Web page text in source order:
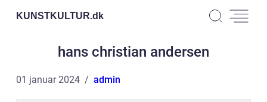
KUNSTKULTUR.dk
hans christian andersen
01 januar 2024 admin